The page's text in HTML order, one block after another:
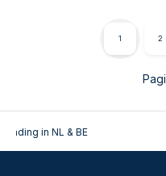
1 2
in NL & BE